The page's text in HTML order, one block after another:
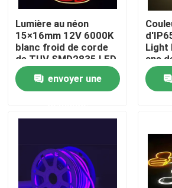
Maison
Au sujet de nous
Lumière au néon
15×16mm 12V 6000K
blanc froid de corde
de TUV SMD2835 LED
envoyer une
Light
ans